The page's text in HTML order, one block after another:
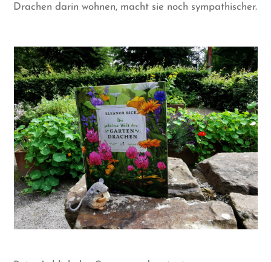
Drachen darin wohnen, macht sie noch sympathischer.